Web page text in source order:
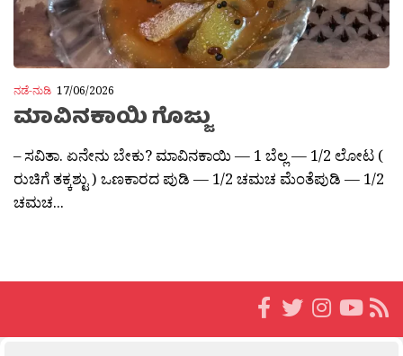
ನಡೆ-ನುಡಿ 17/06/2026
ಮಾವಿನಕಾಯಿ ಗೊಜ್ಜು
– ಸವಿತಾ. ಏನೇನು ಬೇಕು? ಮಾವಿನಕಾಯಿ — 1 ಬೆಲ್ಲ — 1/2 ಲೋಟ (
ರುಚಿಗೆ ತಕ್ಕಶ್ಟು ) ಒಣಕಾರದ ಪುಡಿ — 1/2 ಚಮಚ ಮೆಂತೆಪುಡಿ — 1/2
ಚಮಚ...